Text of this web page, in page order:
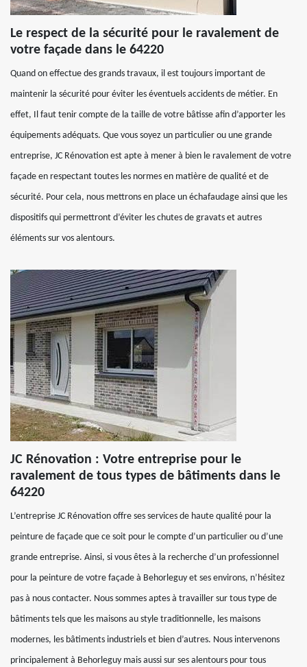
Le respect de la sécurité pour le ravalement de
votre façade dans le 64220
Quand on effectue des grands travaux, il est toujours important de
maintenir la sécurité pour éviter les éventuels accidents de métier. En
effet, Il faut tenir compte de la taille de votre bâtisse afin d’apporter les
équipements adéquats. Que vous soyez un particulier ou une grande
entreprise, JC Rénovation est apte à mener à bien le ravalement de votre
façade en respectant toutes les normes en matière de qualité et de
sécurité. Pour cela, nous mettrons en place un échafaudage ainsi que les
dispositifs qui permettront d’éviter les chutes de gravats et autres
éléments sur vos alentours.
JC Rénovation : Votre entreprise pour le
ravalement de tous types de bâtiments dans le
64220
L’entreprise JC Rénovation offre ses services de haute qualité pour la
peinture de façade que ce soit pour le compte d’un particulier ou d’une
grande entreprise. Ainsi, si vous êtes à la recherche d’un professionnel
pour la peinture de votre façade à Behorleguy et ses environs, n’hésitez
pas à nous contacter. Nous sommes aptes à travailler sur tous type de
bâtiments tels que les maisons au style traditionnelle, les maisons
modernes, les bâtiments industriels et bien d’autres. Nous intervenons
principalement à Behorleguy mais aussi sur ses alentours pour tous